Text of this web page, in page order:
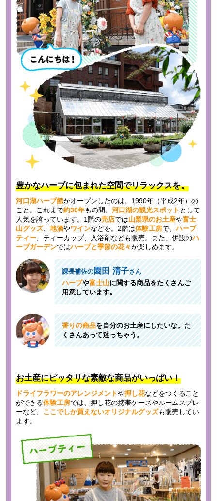
豊かなハーブに包まれた空間でリラックスを。
河口湖ハーブ館がオープンしたのは、1990年（平成2年）の
こと。これまで約30年もの間、河口湖の観光スポット として
人気を誇っています。1階の売店では山梨県のお土産や富士
山グッズ、地酒やワインなどを。2階は体験工房で、ハーブ
ティー 、ティーカップ、入浴剤なども販売。また、併設のハ
ーブガーデンではハーブと季節の花々が楽しめます。
課長補佐の園田 清子さん
ハーブや富士山に関する商品をたくさんご
用意しています。
香りの商品を自分のお土産にしたいな。た
くさんあって迷っちゃう。
お土産にピッタリな素敵な商品がいっぱい！
ドライフラワーのアレンジメントや押し花などをつくること
ができる体験工房では、押し花の携帯ケースやルームスプレ
ーなど、 ここでしか買えないオリジナルグッズも販売してい
ます。